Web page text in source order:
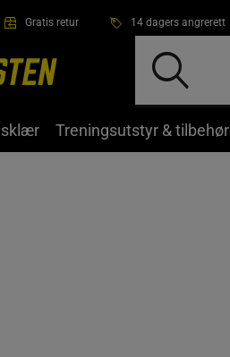
Gratis retur 14 dagers angrerett
Treningsutstyr & tilbehør